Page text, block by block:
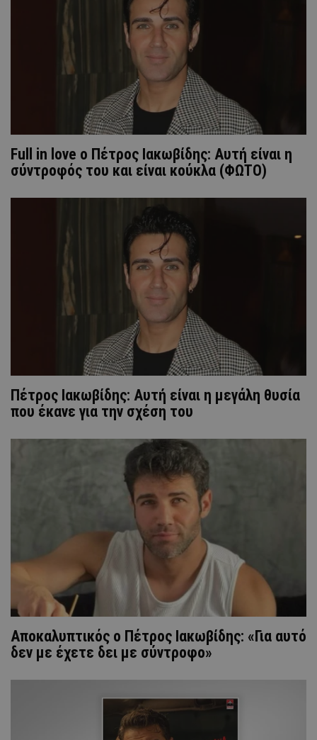
Full in love o Πέτρος Ιακωβίδης: Αυτή είναι η
σύντροφός του και είναι κούκλα (ΦΩΤΟ)
Πέτρος Ιακωβίδης: Αυτή είναι η μεγάλη θυσία
που έκανε για την σχέση του
Αποκαλυπτικός ο Πέτρος Ιακωβίδης: «Για αυτό
δεν με έχετε δει με σύντροφο»